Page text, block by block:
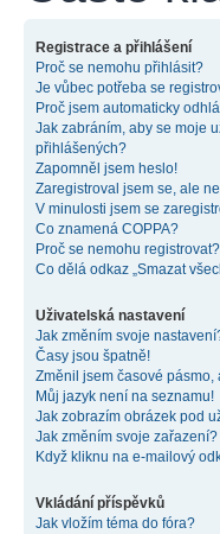
Registrace a přihlášení
Proč se nemohu přihlásit?
Je vůbec potřeba se
Proč jsem automaticky
Jak zabráním, aby se moje
přihlášených?
Zapomněl jsem heslo!
Zaregistroval jsem se, ale
V minulosti jsem se
Co znamená COPPA?
Proč se nemohu registrovat?
Co dělá odkaz „Smazat
Uživatelská nastavení
Jak změním svoje
Časy jsou špatně!
Změnil jsem časové pásmo,
Můj jazyk není na seznamu!
Jak zobrazím obrázek pod
Jak změním svoje zařazení?
Když kliknu na e-mailový
Vkládání příspěvků
Jak vložím téma do fóra?